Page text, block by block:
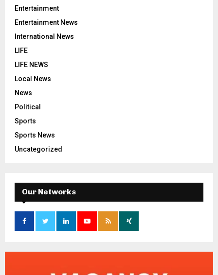
Entertainment
Entertainment News
International News
LIFE
LIFE NEWS
Local News
News
Political
Sports
Sports News
Uncategorized
Our Networks